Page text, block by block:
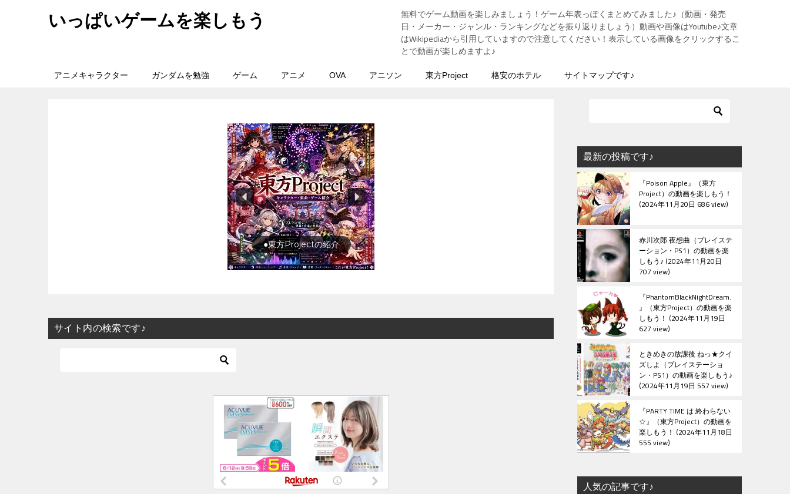
いっぱいゲームを楽しもう
無料でゲーム動画を楽しみましょう！ゲーム年表っぽくまとめてみました♪（動画・発売
日・メーカー・ジャンル・ランキングなどを振り返りましょう）動画や画像はYoutube♪文章
はWikipediaから引用していますので注意してください！表示している画像をクリックするこ
とで動画が楽しめますよ♪
アニメキャラクター ガンダムを勉強 ゲーム アニメ OVA アニソン 東方Project 格安のホテル サイトマップです♪
旅行の前に旅行先をチェック
サイト内の検索です♪
最新の投稿です♪
『Poison Apple』（東方
Project）の動画を楽しもう！
2024年11月20日 686 view
赤川次郎 夜想曲（プレイステ
ーション・PS1）の動画を楽
しもう♪ 2024年11月20日
707 view
『PhantomBlackNightDream.
』（東方Project）の動画を楽
しもう！ 2024年11月19日
627 view
ときめきの放課後 ねっ★クイ
ズしよ（プレイステーショ
ン・PS1）の動画を楽しもう♪
2024年11月19日 557 view
『PARTY TIME は 終わらない
☆』（東方Project）の動画を
楽しもう！ 2024年11月18日
555 view
人気の記事です♪